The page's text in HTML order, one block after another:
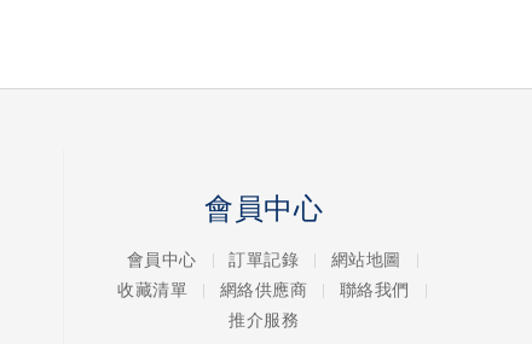
會員中心
會員中心 訂單記錄
網站地圖
收藏清單
網絡供應商
聯絡我們
推介服務